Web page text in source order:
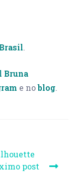
.
Bruna
e noblog.
post